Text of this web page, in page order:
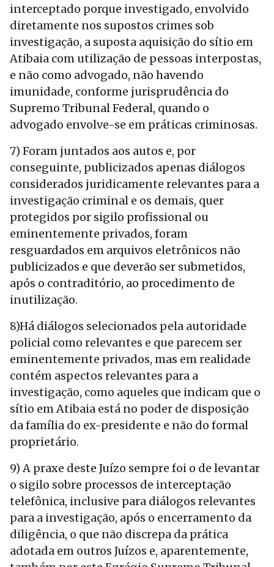
interceptado porque investigado, envolvido
diretamente nos supostos crimes sob
investigação, a suposta aquisição do sítio em
Atibaia com utilização de pessoas interpostas,
e não como advogado, não havendo
imunidade, conforme jurisprudência do
Supremo Tribunal Federal, quando o
advogado envolve-se em práticas criminosas.
7) Foram juntados aos autos e, por
conseguinte, publicizados apenas diálogos
considerados juridicamente relevantes para a
investigação criminal e os demais, quer
protegidos por sigilo profissional ou
eminentemente privados, foram
resguardados em arquivos eletrônicos não
publicizados e que deverão ser submetidos,
após o contraditório, ao procedimento de
inutilização.
8)Há diálogos selecionados pela autoridade
policial como relevantes e que parecem ser
eminentemente privados, mas em realidade
contém aspectos relevantes para a
investigação, como aqueles que indicam que o
sítio em Atibaia está no poder de disposição
da família do ex-presidente e não do formal
proprietário.
9) A praxe deste Juízo sempre foi o de levantar
o sigilo sobre processos de interceptação
telefônica, inclusive para diálogos relevantes
para a investigação, após o encerramento da
diligência, o que não discrepa da prática
adotada em outros Juízos e, aparentemente,